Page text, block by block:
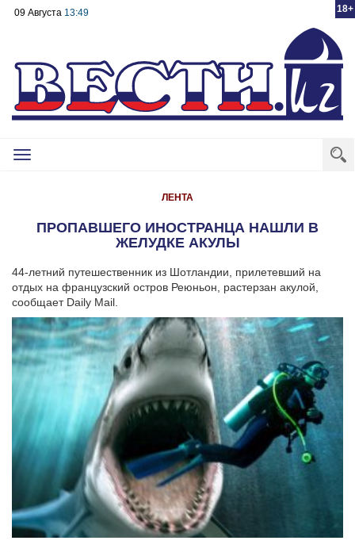
18+
09 Августа 13:49
Toggle
ЛЕНТА
ПРОПАВШЕГО ИНОСТРАНЦА НАШЛИ В
ЖЕЛУДКЕ АКУЛЫ
44-летний путешественник из Шотландии, прилетевший на
отдых на французский остров Реюньон, растерзан акулой,
сообщает Daily Mail.